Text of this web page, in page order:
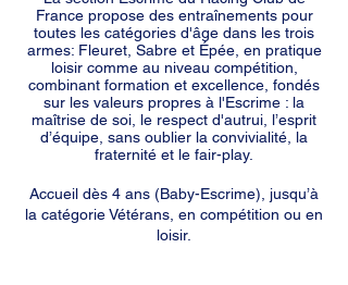
France propose des entraînements pour
toutes les catégories d'âge dans les trois
armes: Fleuret, Sabre et Épée, en pratique
loisir comme au niveau compétition,
combinant formation et excellence, fondés
sur les valeurs propres à l'Escrime : la
maîtrise de soi, le respect d'autrui, l’esprit
d’équipe, sans oublier la convivialité, la
fraternité et le fair-play.
Accueil dès 4 ans (Baby-Escrime)
jusqu’à
la catégorie Vétérans, en compétition ou en
loisir.